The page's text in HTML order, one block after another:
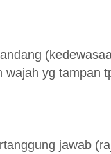
yg tampan
jawab